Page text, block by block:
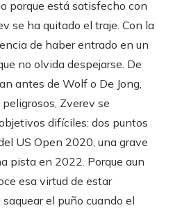
porque está satisfecho con
se ha quitado el traje. Con la
de haber entrado en un
no olvida despejarse. De
antes de Wolf o De Jong,
Zverev se
difíciles: dos puntos
US Open 2020, una grave
pista en 2022. Porque aun
esa virtud de estar
el puño cuando el